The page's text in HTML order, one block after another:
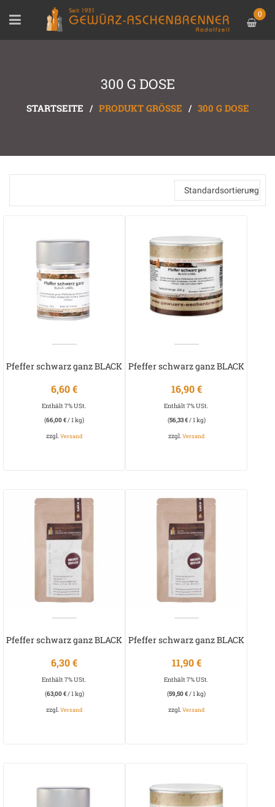
0
300 G DOSE
STARTSEITE / PRODUKT GRÖSSE / 300 G DOSE
Standardsortierung
Pfeffer schwarz ganz BLACK
6,60€
Enthält 7% USt.
(66,00€/ 1 kg)
zzgl.Versand
Pfeffer schwarz ganz BLACK
16,90€
Enthält 7% USt.
(56,33€/ 1 kg)
zzgl.Versand
Pfeffer schwarz ganz BLACK
6,30€
Enthält 7% USt.
(63,00€/ 1 kg)
zzgl.Versand
Pfeffer schwarz ganz BLACK
11,90€
Enthält 7% USt.
(59,50€/ 1 kg)
zzgl.Versand